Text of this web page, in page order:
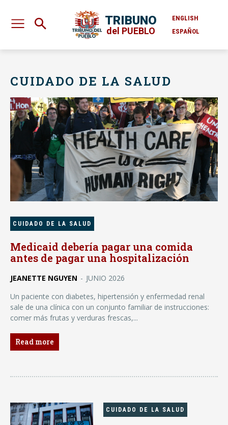
TRIBUNO
del PUEBLO
ENGLISH
ESPAÑOL
CUIDADO DE LA SALUD
CUIDADO DE LA SALUD
Medicaid debería pagar una comida
antes de pagar una hospitalización
JEANETTE NGUYEN - JUNIO 2026
Un paciente con diabetes, hipertensión y enfermedad renal
sale de una clínica con un conjunto familiar de instrucciones:
comer más frutas y verduras frescas,...
Read more
CUIDADO DE LA SALUD